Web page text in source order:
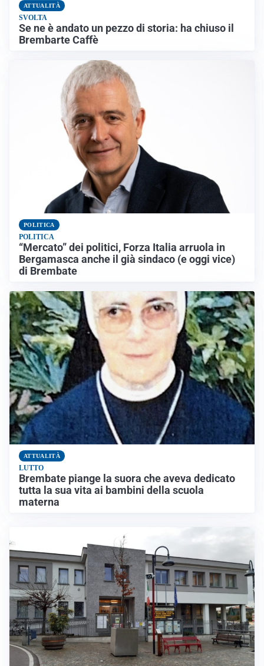
ATTUALITÀ
SVOLTA
Se ne è andato un pezzo di storia: ha chiuso il
Brembarte Caffè
POLITICA
POLITICA
“Mercato” dei politici, Forza Italia arruola in
Bergamasca anche il già sindaco (e oggi vice)
di Brembate
ATTUALITÀ
LUTTO
Brembate piange la suora che aveva dedicato
tutta la sua vita ai bambini della scuola
materna